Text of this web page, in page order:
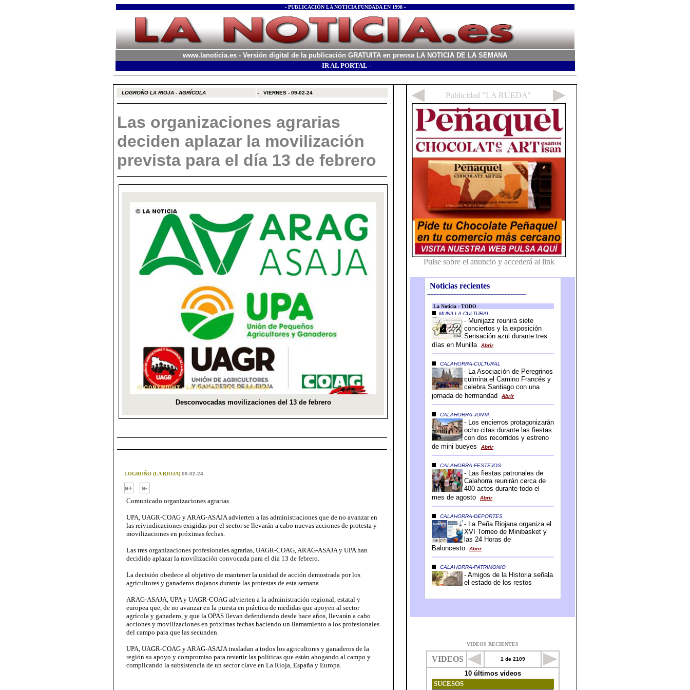
- PUBLICACIÓN LA NOTICIA FUNDADA EN 1998 -
www.lanoticia.es - Versión digital de la publicación GRATUITA en prensa LA NOTICIA DE LA SEMANA
-IR AL PORTAL -
LOGROÑO LA RIOJA - AGRÍCOLA - VIERNES - 09-02-24
Las organizaciones agrarias
deciden aplazar la movilización
prevista para el día 13 de febrero
LOGROÑO (LA RIOJA)09-02-24
a+
a-
Comunicado organizaciones agrarias
UPA, UAGR-COAG y ARAG-ASAJA advierten a las administraciones que de no avanzar en
las reivindicaciones exigidas por el sector se llevarán a cabo nuevas acciones de protesta y
movilizaciones en próximas fechas.
Las tres organizaciones profesionales agrarias, UAGR-COAG, ARAG-ASAJA y UPA han
decidido aplazar la movilización convocada para el día 13 de febrero.
La decisión obedece al objetivo de mantener la unidad de acción demostrada por los
agricultores y ganaderos riojanos durante las protestas de esta semana.
ARAG-ASAJA, UPA y UAGR-COAG advierten a la administración regional, estatal y
europea que, de no avanzar en la puesta en práctica de medidas que apoyen al sector
agrícola y ganadero, y que la OPAS llevan defendiendo desde hace años, llevarán a cabo
acciones y movilizaciones en próximas fechas haciendo un llamamiento a los profesionales
del campo para que las secunden.
UPA, UAGR-COAG y ARAG-ASAJA trasladan a todos los agricultores y ganaderos de la
región su apoyo y compromiso para revertir las políticas que están ahogando al campo y
complicando la subsistencia de un sector clave en La Rioja, España y Europa.
Noticias recientes
-----------------------------------------------------------------
VIDEOS RECIENTES